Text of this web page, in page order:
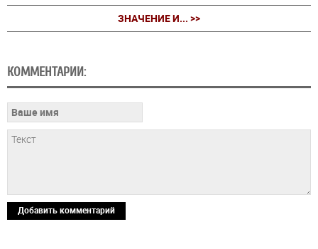
ЗНАЧЕНИЕ И... >>
КОММЕНТАРИИ:
Добавить комментарий